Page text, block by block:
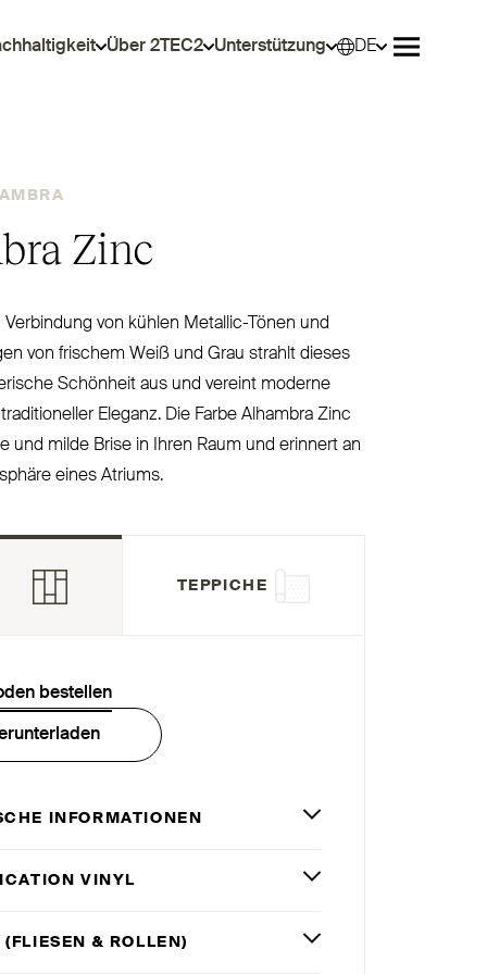
Über 2TEC2 Unterstützung
DE
Zinc
Ver­bindung von kühlen Metallic-Tönen und
von frischem Weiß und Grau strahlt dieses
Schönheit aus und vereint moderne
Eleganz. Die Farbe Alhambra Zinc
und milde Brise in Ihren Raum und erinnert an
eines Atriums.
TEPPICHE
bestellen
INFORMATIONEN
VINYL
(FLIESEN& ROLLEN)